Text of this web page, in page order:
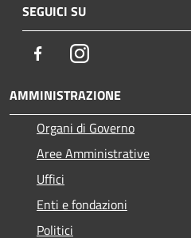
SEGUICI SU
FacebookInstagram
AMMINISTRAZIONE
Organi di Governo
Aree Amministrative
Uffici
Enti e fondazioni
Politici